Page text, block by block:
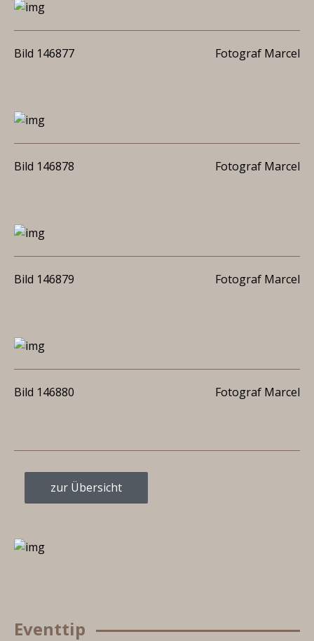
Bild 146877 Fotograf Marcel
Bild 146878 Fotograf Marcel
Bild 146879 Fotograf Marcel
Bild 146880 Fotograf Marcel
zur Übersicht
Eventtip